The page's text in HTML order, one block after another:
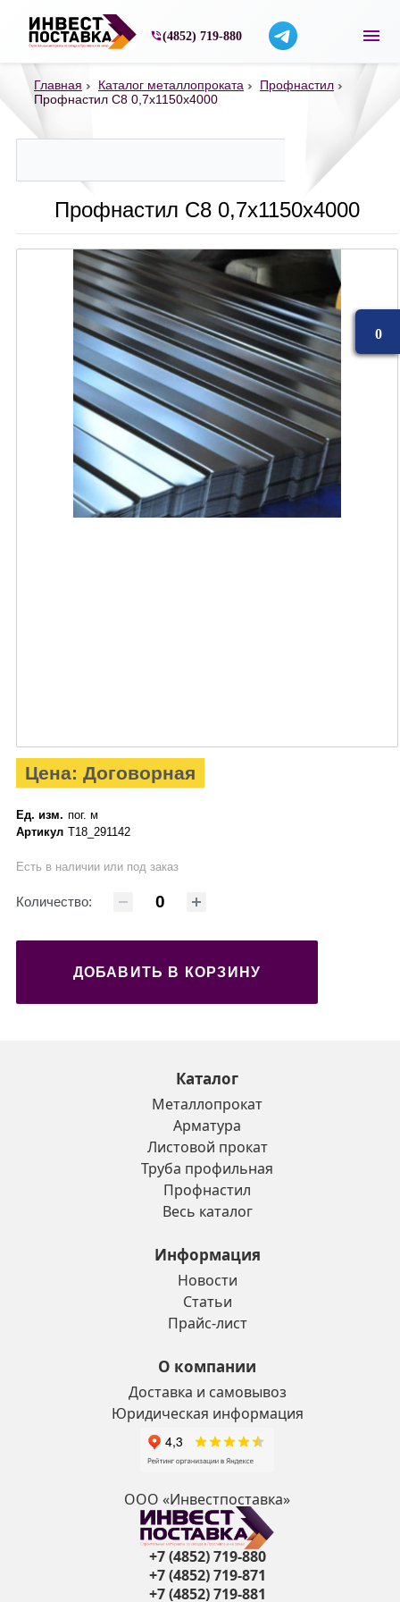
Строительные материалы со склада в
(4852) 719-880
Главная Каталог металлопроката
Профнастил
Профнастил С8 0,7х1150х4000
Профнастил С8 0,7х1150х4000
Цена: Договорная
Ед. изм. пог. м
Артикул Т18_291142
Есть в наличии или под заказ
Количество:
ДОБАВИТЬ В КОРЗИНУ
Каталог
Металлопрокат
Арматура
Листовой прокат
Труба профильная
Профнастил
Весь каталог
Информация
Новости
Статьи
Прайс-лист
О компании
Доставка и самовывоз
Юридическая информация
ООО «Инвестпоставка»
+7 (4852) 719-880
+7 (4852) 719-871
+7 (4852) 719-881
0